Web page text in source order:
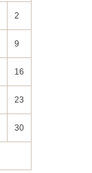
2
9
16
23
30